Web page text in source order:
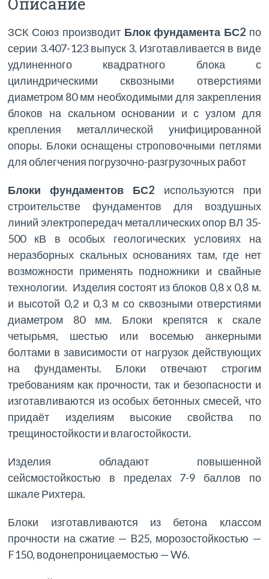
ЗСК Союз производит Блок фундамента БС2по
серии 3.407-123 выпуск 3. Изготавливается в виде
удлиненного квадратного блока с
цилиндрическими сквозными отверстиями
диаметром 80 мм необходимыми для закрепления
блоков на скальном основании и с узлом для
крепления металлической унифицированной
опоры. Блоки оснащены строповочными петлями
для облегчения погрузочно-разгрузочных работ
Блоки фундаментов БС2 используются при
строительстве фундаментов для воздушных
линий электропередач металлических опор ВЛ 35-
500 кВ в особых геологических условиях на
неразборных скальных основаниях там, где нет
возможности применять подножники и свайные
технологии. Изделия состоят из блоков 0,8 х 0,8 м.
и высотой 0,2 и 0,3 м со сквозными отверстиями
диаметром 80 мм. Блоки крепятся к скале
четырьмя, шестью или восемью анкерными
болтами в зависимости от нагрузок действующих
на фундаменты. Блоки отвечают строгим
требованиям как прочности, так и безопасности и
изготавливаются из особых бетонных смесей, что
придаёт изделиям высокие свойства по
трещиностойкости и влагостойкости.
Изделия обладают повышенной
сейсмостойкостью в пределах 7-9 баллов по
шкале Рихтера.
Блоки изготавливаются из бетона классом
прочности на сжатие — B25, морозостойкостью —
F150, водонепроницаемостью — W6.